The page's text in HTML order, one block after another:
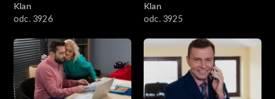
Klan
odc. 3926
Klan
odc. 3925